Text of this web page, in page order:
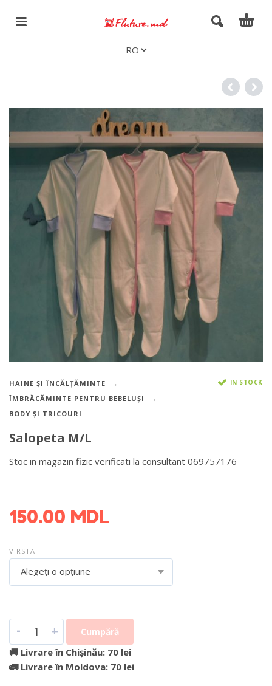
HAINE ȘI ÎNCĂLȚĂMINTE
ÎMBRĂCĂMINTE PENTRU BEBELUȘI
BODY ȘI TRICOURI
IN STOCK
Salopeta M/L
Stoc in magazin fizic verificati la consultant 069757176
150.00 MDL
VIRSTA
Alegeți o opțiune
- + Cumpără
🚚 Livrare în Chișinău: 70 lei
🚛 Livrare în Moldova: 70 lei